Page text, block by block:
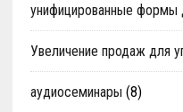
унифицированные формы
Увеличение продаж для
аудиосеминары (8)